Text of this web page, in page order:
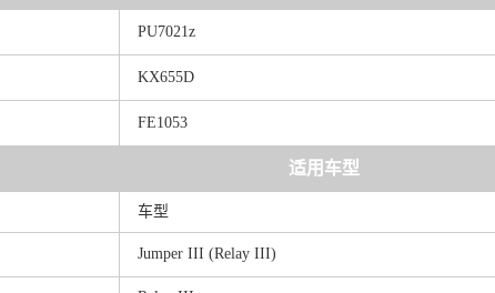
PU7021z
KX655D
FE1053
适用车型
车型
Jumper III (Relay III)